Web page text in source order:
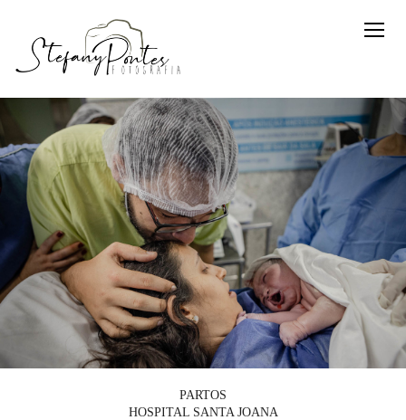
PARTOS
HOSPITAL SANTA JOANA